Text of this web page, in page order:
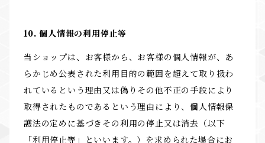
10. 個人情報の利用停止等
当ショップは、お客様から、お客様の個人情報が、あ
らかじめ公表された利用目的の範囲を超えて取り扱わ
れているという理由又は偽りその他不正の手段により
取得されたものであるという理由により、個人情報保
護法の定めに基づきその利用の停止又は消去（以下
「利用停止等」といいます。）を求められた場合にお